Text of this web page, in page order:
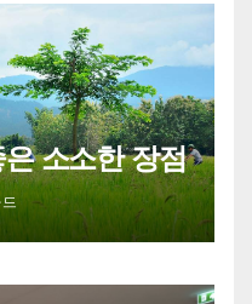
소소한 장점